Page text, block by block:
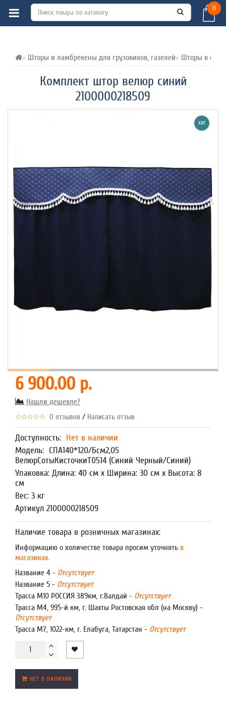
0
Шторы и ламбрекены для грузовиков, газелей Шторы в
Комплект штор велюр синий
2100000218509
ВСЕ О ТОВАРЕ ХАРАКТЕРИСТИКИ
ХИТ
6 900.00 р.
Нашли дешевле?
0 отзывов / Написать отзыв
Доступность: Нет в наличии
Модель: СПА140*120/Бсм2,05
ВелюрСотыКисточкиТ0514 (Синий Черный/Синий)
Упаковка: Длина: 40 см x Ширина: 30 см x Высота: 8
см
Вес: 3 кг
Артикул 2100000218509
Наличие товара в розничных магазинах:
Информацию о количестве товара просим уточнять в
магазинах.
Название 4 - Отсутствует
Название 5 - Отсутствует
Трасса М10 РОССИЯ 389км, г.Валдай - Отсутствует
Трасса М4, 995-й км, г. Шахты Ростовская обл (на Москву) -
Отсутствует
Трасса М7, 1022-км, г. Елабуга, Татарстан - Отсутствует
НЕТ В НАЛИЧИИ